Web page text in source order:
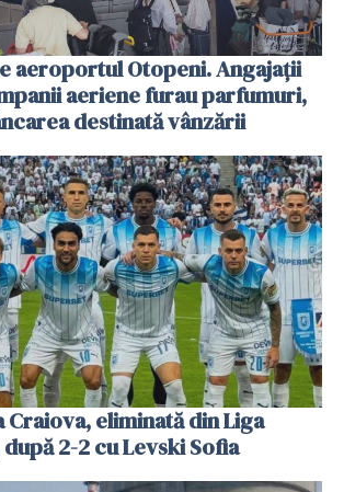
aeroportul Otopeni. Angajații
aeriene furau parfumuri,
destinată vânzării
eliminată din Liga
2-2 cu Levski Sofia